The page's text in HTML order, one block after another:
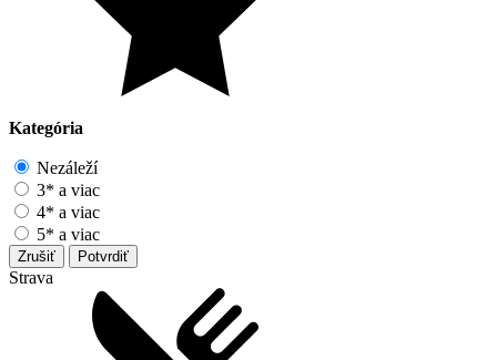
Kategória
Nezáleží
3* a viac
4* a viac
5* a viac
Zrušiť Potvrdiť
Strava